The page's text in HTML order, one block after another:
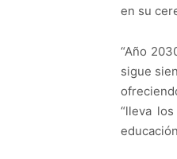
en su
“Año
sigue
“lleva